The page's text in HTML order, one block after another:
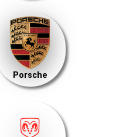
Porsche